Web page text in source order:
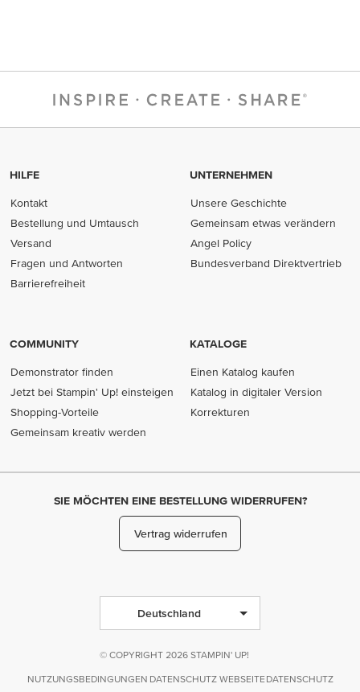
HILFE
Kontakt
Bestellung und Umtausch
Versand
Fragen und Antworten
Barrierefreiheit
UNTERNEHMEN
Unsere Geschichte
Gemeinsam etwas verändern
Angel Policy
Bundesverband Direktvertrieb
COMMUNITY
Demonstrator finden
Jetzt bei Stampin' Up! einsteigen
Shopping-Vorteile
Gemeinsam kreativ werden
KATALOGE
Einen Katalog kaufen
Katalog in digitaler Version
Korrekturen
SIE MÖCHTEN EINE BESTELLUNG WIDERRUFEN?
Vertrag widerrufen
Deutschland
© COPYRIGHT 2026 STAMPIN' UP!
NUTZUNGSBEDINGUNGEN DATENSCHUTZ WEBSEITE DATENSCHUTZ